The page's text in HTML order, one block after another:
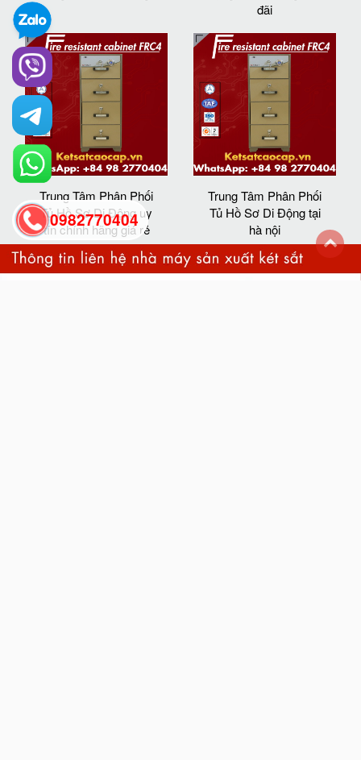
đãi
Trung Tâm Phân Phối
Tủ Hồ Sơ Di Động uy
tín chính hãng giá rẻ
Trung Tâm Phân Phối
Tủ Hồ Sơ Di Động tại
hà nội
0982770404
back